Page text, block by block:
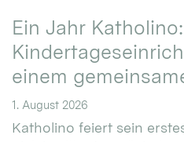
Ein Jahr
einem
1. August 2026
Katholino feiert sein